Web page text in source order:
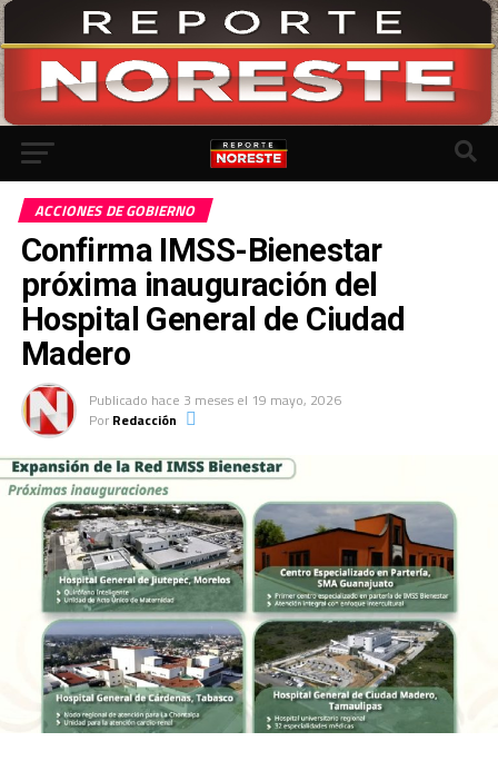
ACCIONES DE GOBIERNO
Confirma IMSS-Bienestar
próxima inauguración del
Hospital General de Ciudad
Madero
Publicado hace 3 meses el 19 mayo, 2026
Por Redacción
Ir a la versión móvil